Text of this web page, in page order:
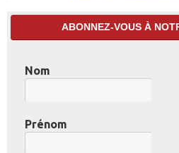
ABONNEZ-VOUS À
Nom
Prénom